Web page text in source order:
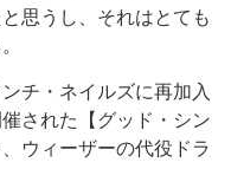
思うし、それはとても
チ・ネイルズに再加入
された【グッド・シン
ウィーザーの代役ドラ